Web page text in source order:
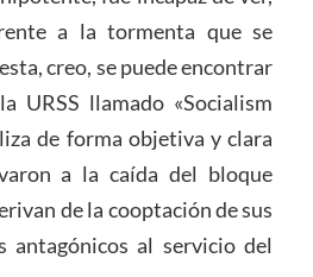
a la tormenta que se
creo, se puede encontrar
URSS llamado «Socialism
de forma objetiva y clara
a la caída del bloque
de la cooptación de sus
antagónicos al servicio del